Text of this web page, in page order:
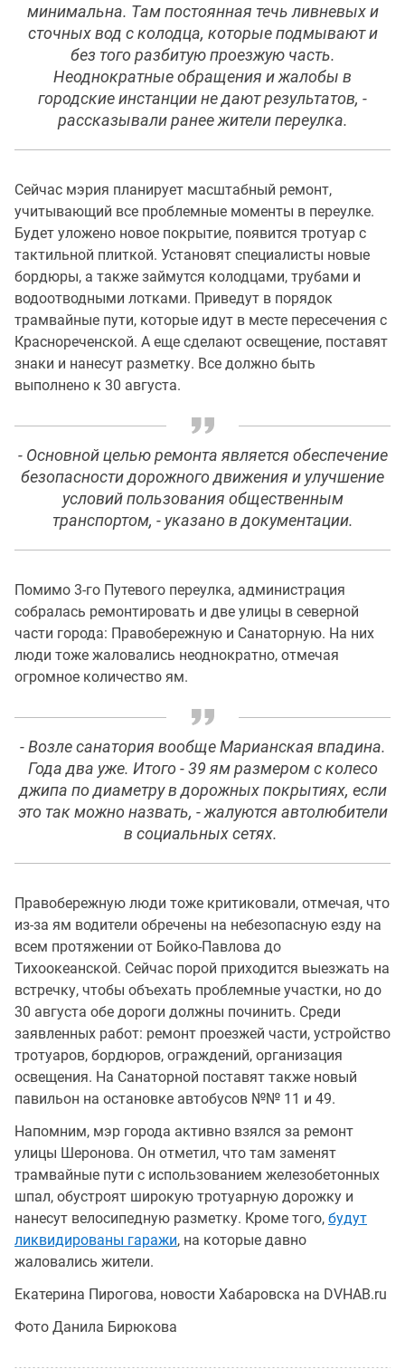
минимальна. Там постоянная течь ливневых и
сточных вод с колодца, которые подмывают и
без того разбитую проезжую часть.
Неоднократные обращения и жалобы в
городские инстанции не дают результатов, -
рассказывали ранее жители переулка.
Сейчас мэрия планирует масштабный ремонт,
учитывающий все проблемные моменты в переулке.
Будет уложено новое покрытие, появится тротуар с
тактильной плиткой. Установят специалисты новые
бордюры, а также займутся колодцами, трубами и
водоотводными лотками. Приведут в порядок
трамвайные пути, которые идут в месте пересечения с
Краснореченской. А еще сделают освещение, поставят
знаки и нанесут разметку. Все должно быть
выполнено к 30 августа.
- Основной целью ремонта является обеспечение
безопасности дорожного движения и улучшение
условий пользования общественным
транспортом, - указано в документации.
Помимо 3-го Путевого переулка, администрация
собралась ремонтировать и две улицы в северной
части города: Правобережную и Санаторную. На них
люди тоже жаловались неоднократно, отмечая
огромное количество ям.
- Возле санатория вообще Марианская впадина.
Года два уже. Итого - 39 ям размером с колесо
джипа по диаметру в дорожных покрытиях, если
это так можно назвать, - жалуются автолюбители
в социальных сетях.
Правобережную люди тоже критиковали, отмечая, что
из-за ям водители обречены на небезопасную езду на
всем протяжении от Бойко-Павлова до
Тихоокеанской. Сейчас порой приходится выезжать на
встречку, чтобы объехать проблемные участки, но до
30 августа обе дороги должны починить. Среди
заявленных работ: ремонт проезжей части, устройство
тротуаров, бордюров, ограждений, организация
освещения. На Санаторной поставят также новый
павильон на остановке автобусов №№ 11 и 49.
Напомним, мэр города активно взялся за ремонт
улицы Шеронова. Он отметил, что там заменят
трамвайные пути с использованием железобетонных
шпал, обустроят широкую тротуарную дорожку и
нанесут велосипедную разметку. Кроме того, будут
ликвидированы гаражи, на которые давно
жаловались жители.
Екатерина Пирогова, новости Хабаровска на DVHAB.ru
Фото Данила Бирюкова